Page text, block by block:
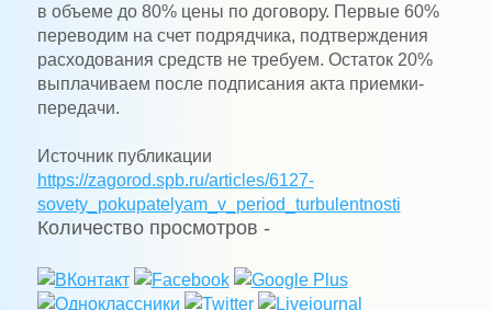
в объеме до 80% цены по договору. Первые 60%
переводим на счет подрядчика, подтверждения
расходования средств не требуем. Остаток 20%
выплачиваем после подписания акта приемки-
передачи.
Источник публикации
https://zagorod.spb.ru/articles/6127-
sovety_pokupatelyam_v_period_turbulentnosti
Количество просмотров -